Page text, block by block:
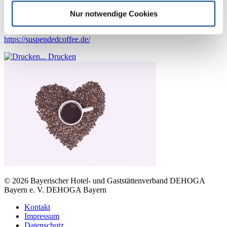
Nur notwendige Cookies
nicht einmal einen Cent in die Hand nehmen. Helfen kann
manchmal so einfach sein.
https://suspendedcoffee.de/
Drucken
© 2026 Bayerischer Hotel- und Gaststättenverband DEHOGA
Bayern e. V. DEHOGA Bayern
Kontakt
Impressum
Datenschutz